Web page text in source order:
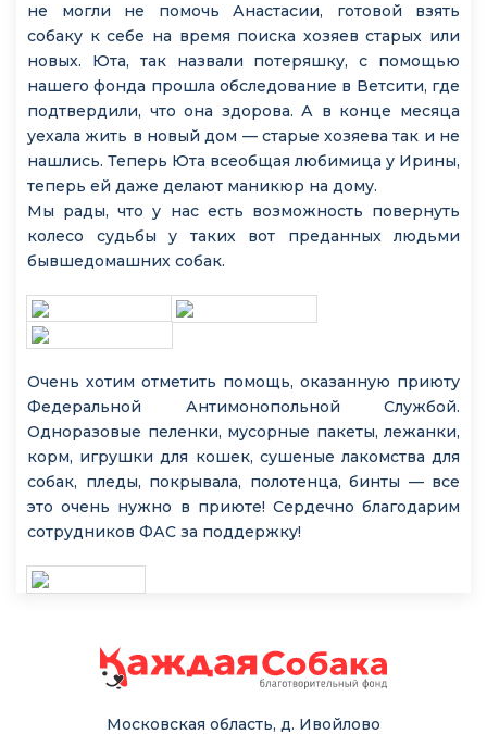
не могли не помочь Анастасии, готовой взять
собаку к себе на время поиска хозяев старых или
новых. Юта, так назвали потеряшку, с помощью
нашего фонда прошла обследование в Ветсити, где
подтвердили, что она здорова. А в конце месяца
уехала жить в новый дом — старые хозяева так и не
нашлись. Теперь Юта всеобщая любимица у Ирины,
теперь ей даже делают маникюр на дому.
Мы рады, что у нас есть возможность повернуть
колесо судьбы у таких вот преданных людьми
бывшедомашних собак.
Очень хотим отметить помощь, оказанную приюту
Федеральной Антимонопольной Службой.
Одноразовые пеленки, мусорные пакеты, лежанки,
корм, игрушки для кошек, сушеные лакомства для
собак, пледы, покрывала, полотенца, бинты — все
это очень нужно в приюте! Сердечно благодарим
сотрудников ФАС за поддержку!
Московская область, д. Ивойлово